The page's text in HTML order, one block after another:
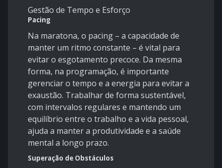
Gestão de Tempo e Esforço
Pacing
Na maratona, o pacing – a capacidade de
manter um ritmo constante – é vital para
evitar o esgotamento precoce. Da mesma
forma, na programação, é importante
gerenciar o tempo e a energia para evitar a
exaustão. Trabalhar de forma sustentável,
com intervalos regulares e mantendo um
equilíbrio entre o trabalho e a vida pessoal,
ajuda a manter a produtividade e a saúde
mental a longo prazo.
Superação de Obstáculos